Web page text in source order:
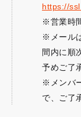
https://
※営業時
※メール
間内に順
予めご了
※メンバ
で、ご了